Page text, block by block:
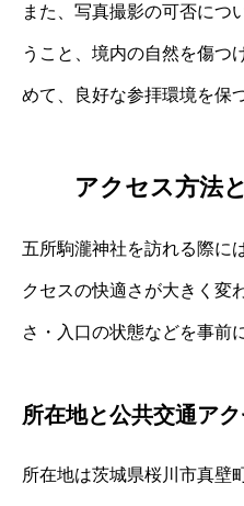
また、写真撮影の可否につ
うこと、境内の自然を傷つ
めて、良好な参拝環境を保
アクセス方法
五所駒瀧神社を訪れる際に
クセスの快適さが大きく変
さ・入口の状態などを事前
所在地と公共交通ア
所在地は茨城県桜川市真壁